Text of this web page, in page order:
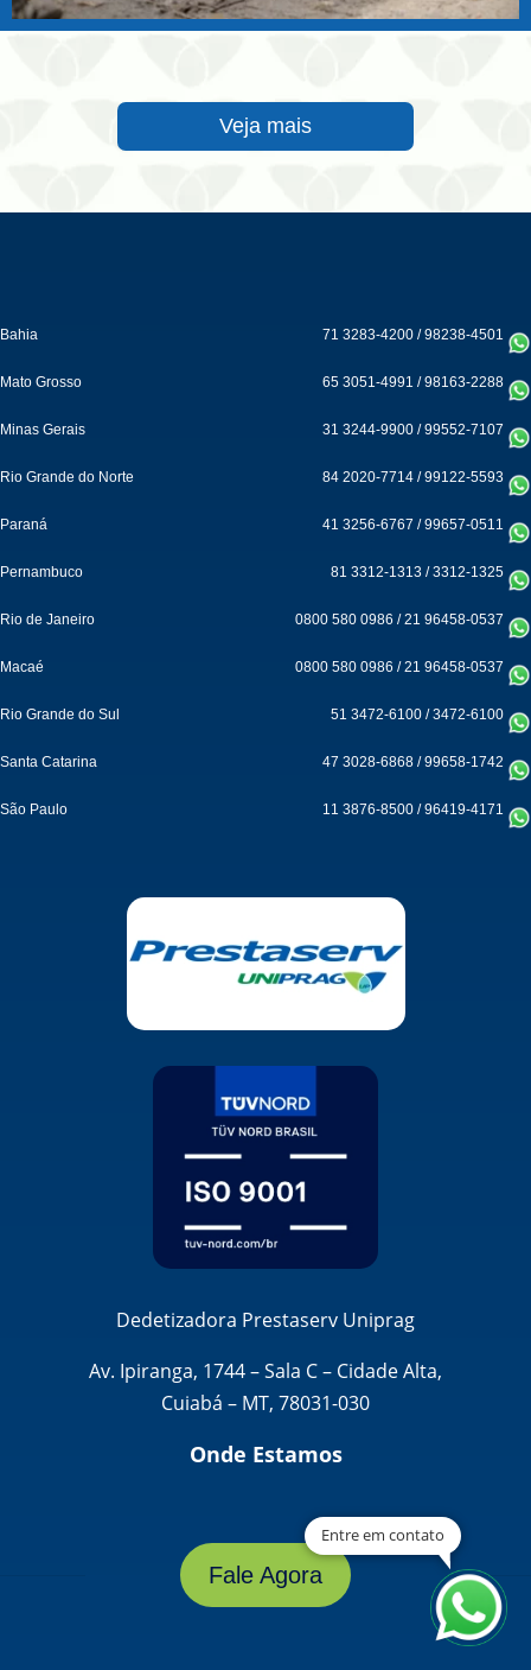
Veja mais
Bahia 71 3283-4200 /98238-4501
Mato Grosso 65 3051-4991 /98163-2288
Minas Gerais 31 3244-9900 /99552-7107
Rio Grande do Norte 84 2020-7714 /99122-5593
Paraná 41 3256-6767 /99657-0511
Pernambuco 81 3312-1313 /3312-1325
Rio de Janeiro 0800 580 0986 /21 96458-0537
Macaé 0800 580 0986 /21 96458-0537
Rio Grande do Sul 51 3472-6100 /3472-6100
Santa Catarina 47 3028-6868 /99658-1742
São Paulo 11 3876-8500 /96419-4171
Dedetizadora Prestaserv Uniprag
Av. Ipiranga, 1744 – Sala C – Cidade Alta,
Cuiabá – MT, 78031-030
Onde Estamos
Fale Agora
Entre em contato